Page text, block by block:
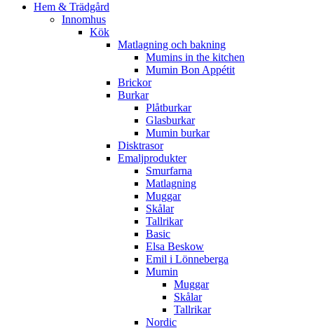
Hem & Trädgård
Innomhus
Kök
Matlagning och bakning
Mumins in the kitchen
Mumin Bon Appétit
Brickor
Burkar
Plåtburkar
Glasburkar
Mumin burkar
Disktrasor
Emaljprodukter
Smurfarna
Matlagning
Muggar
Skålar
Tallrikar
Basic
Elsa Beskow
Emil i Lönneberga
Mumin
Muggar
Skålar
Tallrikar
Nordic